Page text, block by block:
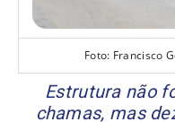
Foto: Francisco
Estrutura não
chamas, mas